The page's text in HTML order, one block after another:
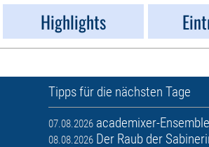
Highlights
Tipps für die nächsten Tage
07.08.2026 academixer-
08.08.2026 Der Raub der